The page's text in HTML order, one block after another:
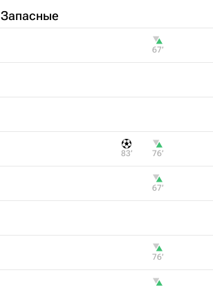
Запасные
67‎’‎
76‎’‎
83‎’‎
67‎’‎
76‎’‎